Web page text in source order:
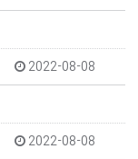
2022-08-08
2022-08-08